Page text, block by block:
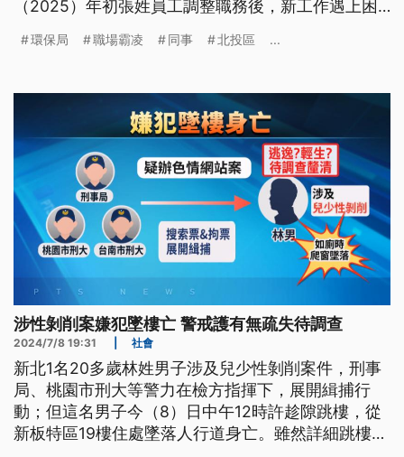
（2025）年初張姓員工調整職務後，新工作遇上困
望查明真相。環保局證實，死者生前任職北投區清潔
是否涉及職場霸凌。
環保局 職場霸凌 同事 北投區 ...
涉性剝削案嫌犯墜樓亡 警戒護有無疏失待調查
2024/7/8 19:31 社會
新北1名20多歲林姓男子涉及兒少性剝削案件，刑事
局、桃園市刑大等警力在檢方指揮下，展開緝捕行
動；但這名男子今（8）日中午12時許趁隙跳樓，從
新板特區19樓住處墜落人行道身亡。雖然詳細跳樓原